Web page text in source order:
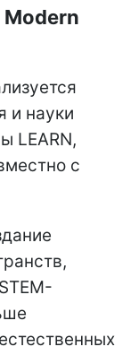
Modern
и науки
LEARN,
с